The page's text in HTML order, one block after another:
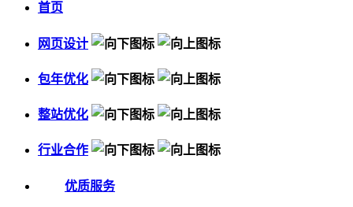
首页
网页设计
包年优化
整站优化
行业合作
优质服务